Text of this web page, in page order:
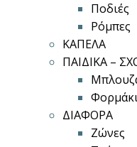
Ποδιές
Ρόμπες
ΚΑΠΕΛΑ
ΠΑΙΔΙΚΑ –
ΔΙΑΦΟΡΑ
Ζώνες